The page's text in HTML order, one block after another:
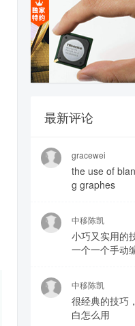
最新评论
gracewei
the use of
g graphes
中移陈凯
小巧又实用的
一个一个手动
中移陈凯
很经典的技巧
白怎么用